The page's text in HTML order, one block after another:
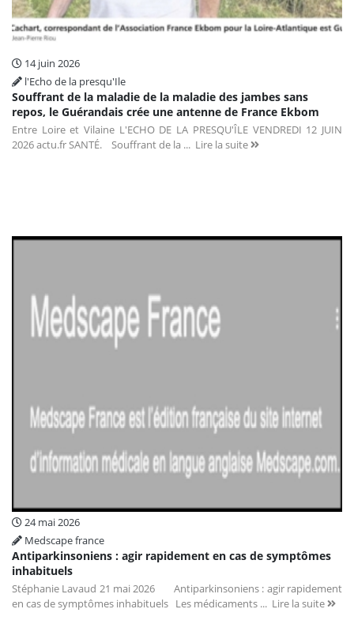
14 juin 2026
l'Echo de la presqu'Ile
Souffrant de la maladie de la maladie des jambes sans
repos, le Guérandais crée une antenne de France Ekbom
Entre Loire et Vilaine L'ECHO DE LA PRESQU'ÎLE VENDREDI 12 JUIN
2026 actu.fr SANTÉ. Souffrant de la ... Lire la suite
24 mai 2026
Medscape france
Antiparkinsoniens : agir rapidement en cas de symptômes
inhabituels
Stéphanie Lavaud 21 mai 2026 Antiparkinsoniens : agir rapidement
en cas de symptômes inhabituels Les médicaments ... Lire la suite